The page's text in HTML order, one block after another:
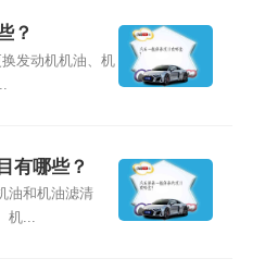
？
发动机机油、机
有哪些？
油和机油滤清
机...